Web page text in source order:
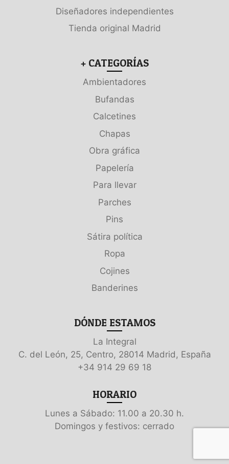
Diseñadores independientes
Tienda original Madrid
+ CATEGORÍAS
Ambientadores
Bufandas
Calcetines
Chapas
Obra gráfica
Papelería
Para llevar
Parches
Pins
Sátira política
Ropa
Cojines
Banderines
DÓNDE ESTAMOS
La Integral
C. del León, 25, Centro, 28014 Madrid, España
+34 914 29 69 18
HORARIO
Lunes a Sábado: 11.00 a 20.30 h.
Domingos y festivos: cerrado